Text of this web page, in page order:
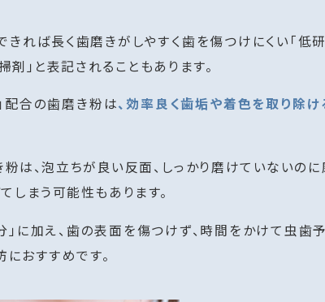
れば長く歯磨きがしやすく歯を傷つけにくい「低
剤」と表記されることもあります。
配合の歯磨き粉は、効率良く歯垢や着色を取り除
は、泡立ちが良い反面、しっかり磨けていないの
まう可能性もあります。
」に加え、歯の表面を傷つけず、時間をかけて虫
おすすめです。